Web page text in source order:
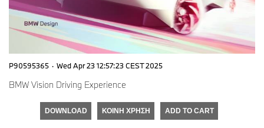
P90595365 · Wed Apr 23 12:57:23 CEST 2025
BMW Vision Driving Experience
DOWNLOAD ΚΟΙΝΉ ΧΡΉΣΗ ADD TO CART